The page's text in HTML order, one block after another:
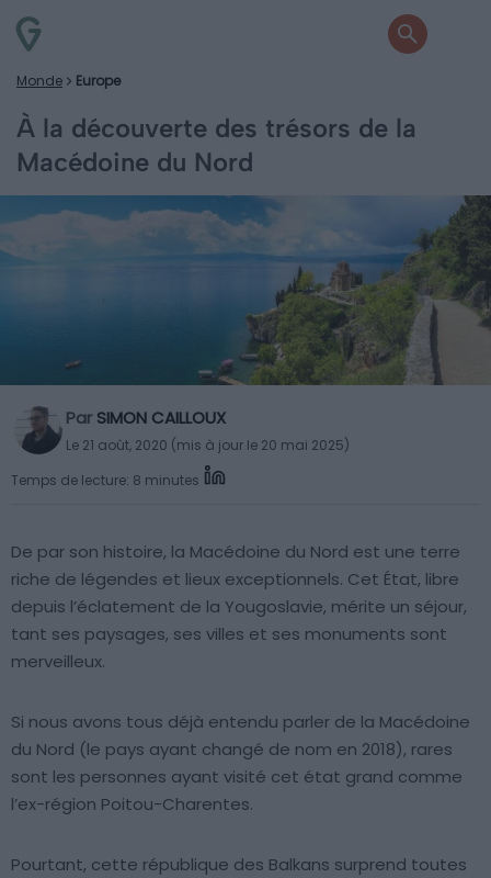
Monde Europe
À la découverte des trésors de la
Macédoine du Nord
Par SIMON CAILLOUX
Le 21 août, 2020 (mis à jour le 20 mai 2025)
Temps de lecture: 8 minutes
De par son histoire, la Macédoine du Nord est une terre
riche de légendes et lieux exceptionnels. Cet État, libre
depuis l’éclatement de la Yougoslavie, mérite un séjour,
tant ses paysages, ses villes et ses monuments sont
merveilleux.
Si nous avons tous déjà entendu parler de la Macédoine
du Nord (le pays ayant changé de nom en 2018), rares
sont les personnes ayant visité cet état grand comme
l’ex-région Poitou-Charentes.
Pourtant, cette république des Balkans surprend toutes